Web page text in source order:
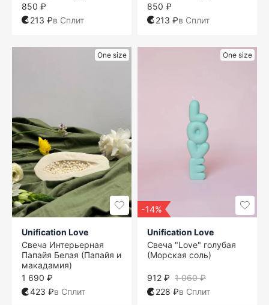
850 ₽
213 ₽в Сплит
850 ₽
213 ₽в Сплит
One size
Unification Love
Свеча Интерьерная
Папайя Белая (Папайя и
макадамия)
1 690 ₽
423 ₽в Сплит
One size
-14%
Unification Love
Свеча "Love" голубая
(Морская соль)
1 060 ₽
912 ₽
228 ₽в Сплит